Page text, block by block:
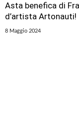
Asta benefica di
d’artista Artonauti!
8 Maggio 2024